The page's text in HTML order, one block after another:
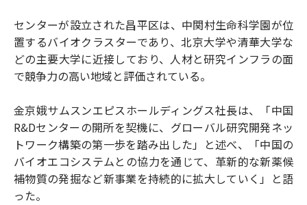
センターが設立された昌平区は、中関村生命科学園が位
置するバイオクラスターであり、北京大学や清華大学な
どの主要大学に近接しており、人材と研究インフラの面
で競争力の高い地域と評価されている。
金京娥サムスンエピスホールディングス社長は、「中国
R&Dセンターの開所を契機に、グローバル研究開発ネッ
トワーク構築の第一歩を踏み出した」と述べ、「中国の
バイオエコシステムとの協力を通じて、革新的な新薬候
補物質の発掘など新事業を持続的に拡大していく」と語
った。